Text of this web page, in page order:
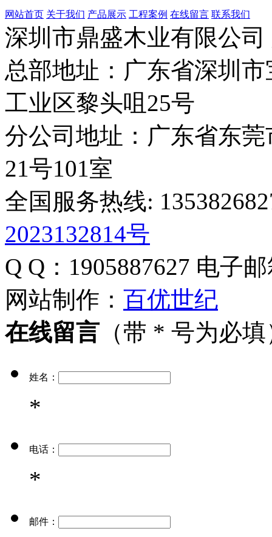
网站首页 关于我们 产品展示 工程案例 在线留言 联系我们
深圳市鼎盛木业有限公司
总部地址：广东省深圳
工业区黎头咀25号
分公司地址：广东省东
21号101室
全国服务热线:
2023132814号
Q Q：1905887627 电子
网站制作： 百优世纪
在线留言（带 * 号为必填
姓名：
*
电话：
*
邮件：